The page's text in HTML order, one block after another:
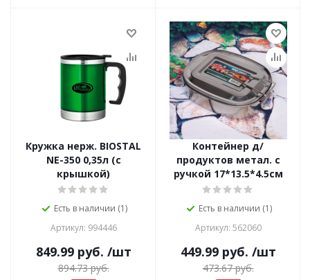
Кружка нерж. BIOSTAL
NE-350 0,35л (с
крышкой)
Есть в наличии (1)
Артикул: 994446
849.99руб. /шт
894.73руб.
Контейнер д/
продуктов метал. с
ручкой 17*13.5*4.5см
Есть в наличии (1)
Артикул: 562060
449.99руб. /шт
473.67руб.